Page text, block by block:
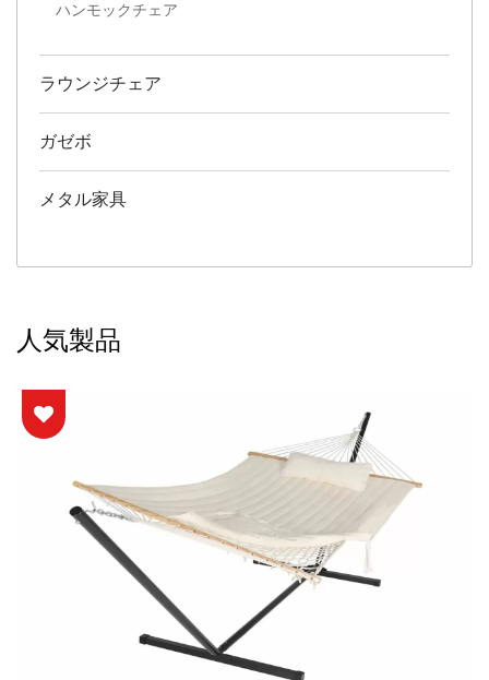
ハンモックチェア
ラウンジチェア
ガゼボ
メタル家具
人気製品